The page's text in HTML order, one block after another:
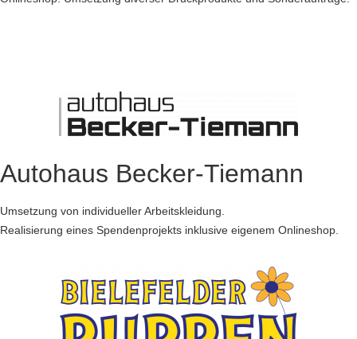
Autohaus Becker-Tiemann
Umsetzung von individueller Arbeitskleidung.
Realisierung eines Spendenprojekts inklusive eigenem Onlineshop.